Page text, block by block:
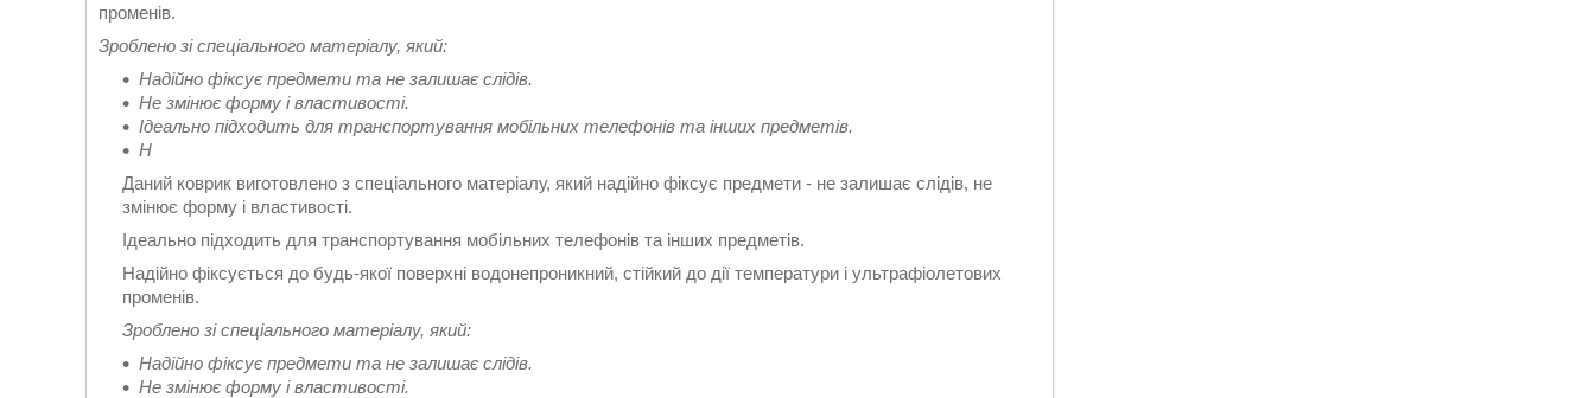
променів.
Зроблено зі спеціального матеріалу, який:
Надійно фіксує предмети та не залишає слідів.
Не змінює форму і властивості.
Ідеально підходить для транспортування мобільних телефонів та інших предметів.
Н
Даний коврик виготовлено з спеціального матеріалу, який надійно фіксує предмети - не залишає слідів, не
змінює форму і властивості.
Ідеально підходить для транспортування мобільних телефонів та інших предметів.
Надійно фіксується до будь-якої поверхні водонепроникний, стійкий до дії температури і ультрафіолетових
променів.
Зроблено зі спеціального матеріалу, який:
Надійно фіксує предмети та не залишає слідів.
Не змінює форму і властивості.